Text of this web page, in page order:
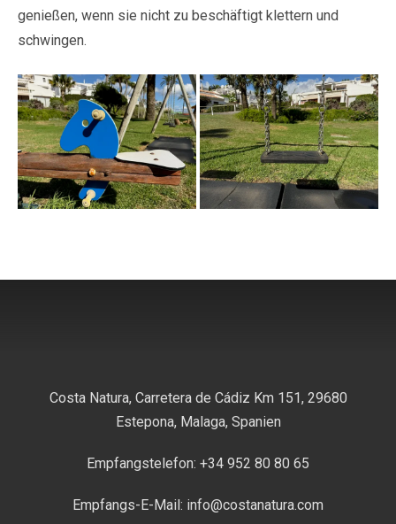
genießen, wenn sie nicht zu beschäftigt klettern und
schwingen.
Costa Natura, Carretera de Cádiz Km 151, 29680
Estepona, Malaga, Spanien
Empfangstelefon: +34 952 80 80 65
Empfangs-E-Mail: info@costanatura.com